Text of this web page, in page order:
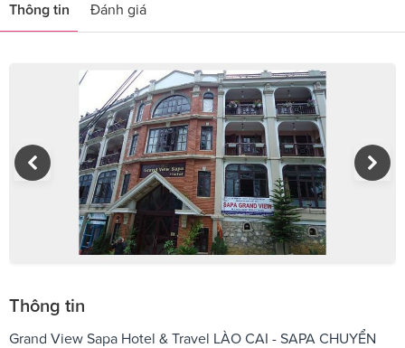
Thông tin Đánh giá
Thông tin
Grand View Sapa Hotel & Travel LÀO CAI - SAPA CHUYỂN